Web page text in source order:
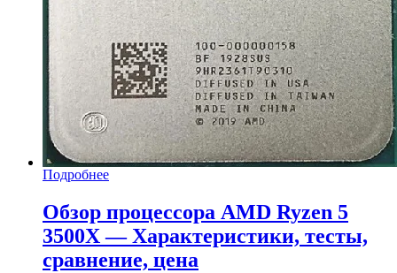
Подробнее
Обзор процессора AMD Ryzen 5
3500X — Характеристики, тесты,
сравнение, цена